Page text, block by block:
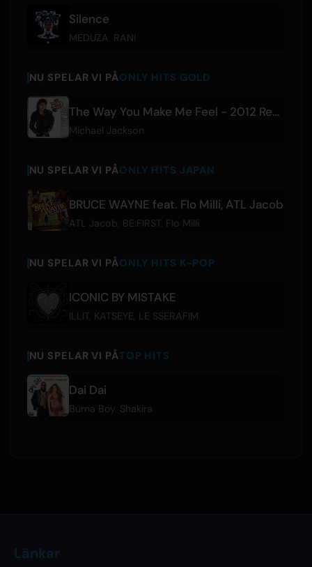
Silence
MEDUZA RANI
NU SPELAR VI PÅONLY HITS GOLD
The Way You Make Me Feel - 2012 Remaster
Michael Jackson
NU SPELAR VI PÅONLY HITS JAPAN
BRUCE WAYNE feat. Flo Milli, ATL Jacob
ATL Jacob BE:FIRST, Flo Milli
NU SPELAR VI PÅONLY HITS K-POP
ICONIC BY MISTAKE
ILLIT, KATSEYE LE SSERAFIM
NU SPELAR VI PÅTOP HITS
Dai Dai
Burna Boy, Shakira
Länkar